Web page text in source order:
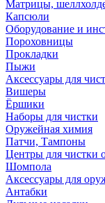
Матрицы,
Капсюли
Оборудование и
Пороховницы
Прокладки
Пыжи
Аксессуары для
Вишеры
Ёршики
Наборы для чистки
Оружейная химия
Патчи, Тампоны
Центры для чистки
Шомпола
Аксессуары для
Антабки